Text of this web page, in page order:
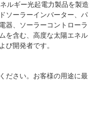
ルギー光起電力製品を製造
ソーラーインバーター、パ
器、ソーラーコントローラ
を含む、高度な太陽エネル
び開発者です。
ださい。お客様の用途に最